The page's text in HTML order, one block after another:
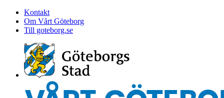
Kontakt
Om Vårt Göteborg
Till goteborg.se